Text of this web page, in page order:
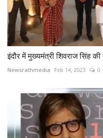
इंदौर में मुख्यमंत्री शिवराज सिंह
Newsrathmedia Feb 14, 2023 0